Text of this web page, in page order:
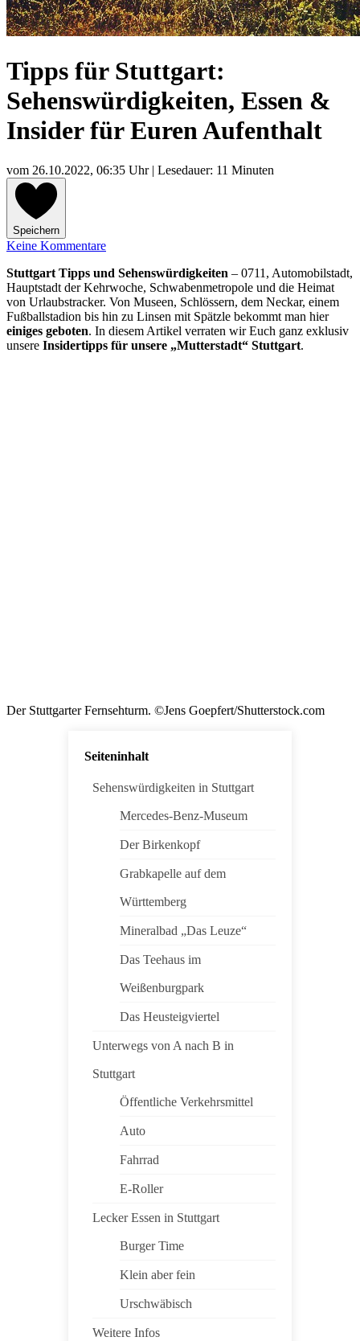
Tipps für Stuttgart:
Sehenswürdigkeiten, Essen &
Insider für Euren Aufenthalt
vom 26.10.2022, 06:35 Uhr| Lesedauer: 11 Minuten
Speichern
Keine Kommentare
Stuttgart Tipps und Sehenswürdigkeiten – 0711, Automobilstadt,
Hauptstadt der Kehrwoche, Schwabenmetropole und die Heimat
von Urlaubstracker. Von Museen, Schlössern, dem Neckar, einem
Fußballstadion bis hin zu Linsen mit Spätzle bekommt man hier
einiges geboten. In diesem Artikel verraten wir Euch ganz exklusiv
unsere Insidertipps für unsere „Mutterstadt“ Stuttgart.
Der Stuttgarter Fernsehturm. ©Jens Goepfert/Shutterstock.com
Seiteninhalt
Sehenswürdigkeiten in Stuttgart
Mercedes-Benz-Museum
Der Birkenkopf
Grabkapelle auf dem
Württemberg
Mineralbad „Das Leuze“
Das Teehaus im
Weißenburgpark
Das Heusteigviertel
Unterwegs von A nach B in
Stuttgart
Öffentliche Verkehrsmittel
Auto
Fahrrad
E-Roller
Lecker Essen in Stuttgart
Burger Time
Klein aber fein
Urschwäbisch
Weitere Infos